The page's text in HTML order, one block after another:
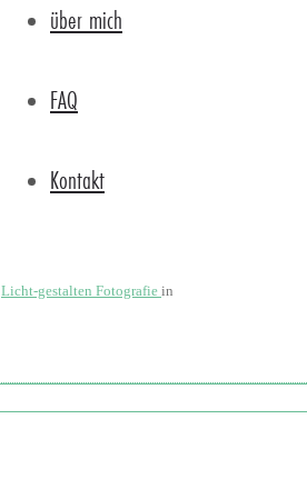
über mich
FAQ
Kontakt
Licht-gestalten Fotografie in